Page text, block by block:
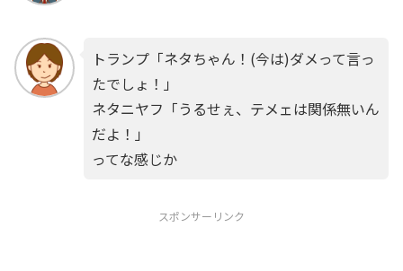
トランプ「ネタちゃん！(今は)ダメって言っ
たでしょ！」
ネタニヤフ「うるせぇ、テメェは関係無いん
だよ！」
ってな感じか
スポンサーリンク